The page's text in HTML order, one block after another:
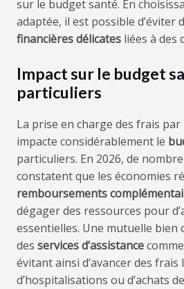
sur le budget santé. En
adaptée, il est possible d’éviter
financières délicatesliées à des
Impact sur le budget
particuliers
La prise en charge des frais
impacte considérablement le
particuliers. En 2026, de
constatent que les économies
remboursements
dégager des ressources pour
essentielles. Une mutuelle
des services d’assistance
évitant ainsi d’avancer des frais
d’hospitalisations ou d’achats